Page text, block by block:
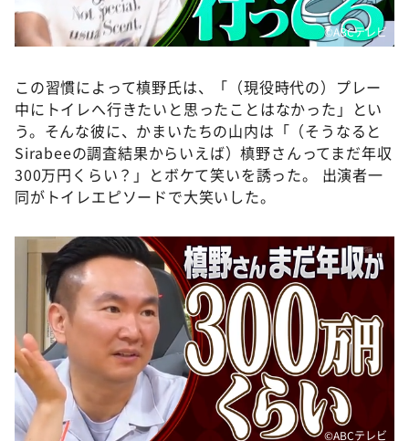
©️ABCテレビ
この習慣によって槙野氏は、「（現役時代の）プレー
中にトイレへ行きたいと思ったことはなかった」とい
う。そんな彼に、かまいたちの山内は「（そうなると
Sirabeeの調査結果からいえば）槙野さんってまだ年収
300万円くらい？」とボケて笑いを誘った。 出演者一
同がトイレエピソードで大笑いした。
©️ABCテレビ